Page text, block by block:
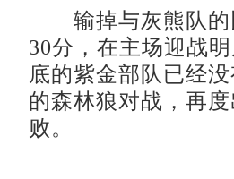
输掉与灰熊队的
30分，在主场迎战
底的紫金部队已经
的森林狼对战，再
败。